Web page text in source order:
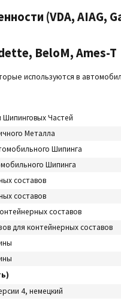
(VDA, AIAG,
BeloM, Ames-T
используются в
Шипинговых Частей
Металла
Шипинга
Шипинга
составов
составов
составов
для контейнерных составов
4, немецкий